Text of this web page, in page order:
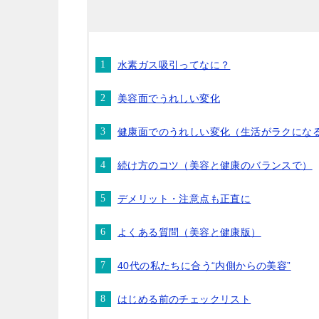
水素ガス吸引ってなに？
美容面でうれしい変化
健康面でのうれしい変化（生活がラクにな
続け方のコツ（美容と健康のバランスで）
デメリット・注意点も正直に
よくある質問（美容と健康版）
40代の私たちに合う“内側からの美容”
はじめる前のチェックリスト